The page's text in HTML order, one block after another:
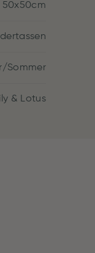
50x50cm
Sommer
& Lotus